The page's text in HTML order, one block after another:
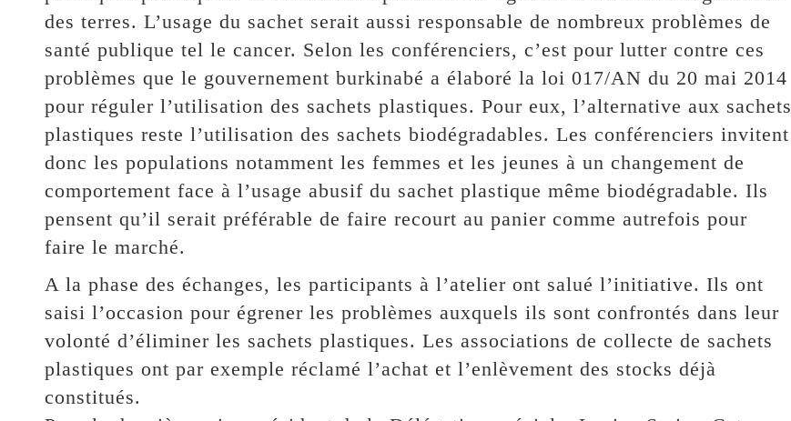
des terres. L’usage du sachet serait aussi responsable de nombreux problèmes de
santé publique tel le cancer. Selon les conférenciers, c’est pour lutter contre ces
problèmes que le gouvernement burkinabé a élaboré la loi 017/AN du 20 mai 2014
pour réguler l’utilisation des sachets plastiques. Pour eux, l’alternative aux sachets
plastiques reste l’utilisation des sachets biodégradables. Les conférenciers invitent
donc les populations notamment les femmes et les jeunes à un changement de
comportement face à l’usage abusif du sachet plastique même biodégradable. Ils
pensent qu’il serait préférable de faire recourt au panier comme autrefois pour
faire le marché.
A la phase des échanges, les participants à l’atelier ont salué l’initiative. Ils ont
saisi l’occasion pour égrener les problèmes auxquels ils sont confrontés dans leur
volonté d’éliminer les sachets plastiques. Les associations de collecte de sachets
plastiques ont par exemple réclamé l’achat et l’enlèvement des stocks déjà
constitués.